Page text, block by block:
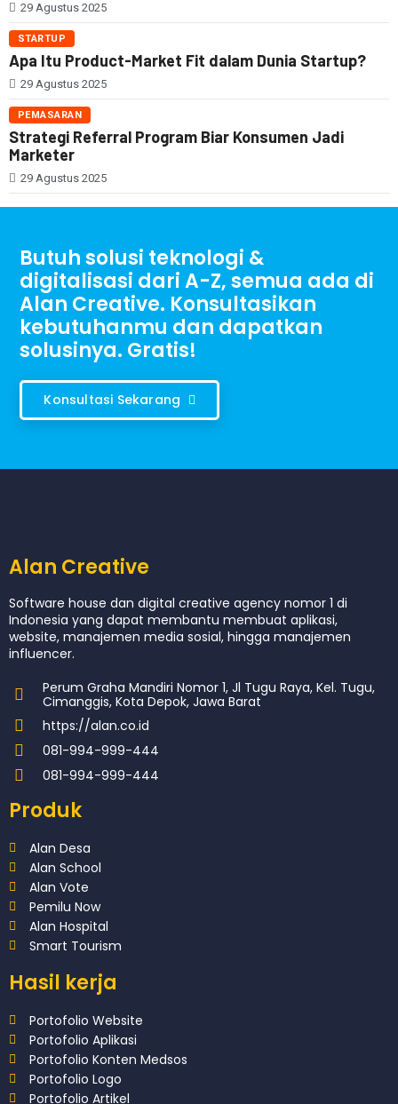
29 Agustus 2025
STARTUP
Apa Itu Product-Market Fit dalam Dunia Startup?
29 Agustus 2025
PEMASARAN
Strategi Referral Program Biar Konsumen Jadi
Marketer
29 Agustus 2025
Butuh solusi teknologi &
digitalisasi dari A-Z, semua ada di
Alan Creative. Konsultasikan
kebutuhanmu dan dapatkan
solusinya. Gratis!
Konsultasi Sekarang
Alan Creative
Software house dan digital creative agency nomor 1 di
Indonesia yang dapat membantu membuat aplikasi,
website, manajemen media sosial, hingga manajemen
influencer.
Perum Graha Mandiri Nomor 1, Jl Tugu Raya, Kel. Tugu,
Cimanggis, Kota Depok, Jawa Barat
https://alan.co.id
081-994-999-444
081-994-999-444
Produk
Alan Desa
Alan School
Alan Vote
Pemilu Now
Alan Hospital
Smart Tourism
Hasil kerja
Portofolio Website
Portofolio Aplikasi
Portofolio Konten Medsos
Portofolio Logo
Portofolio Artikel